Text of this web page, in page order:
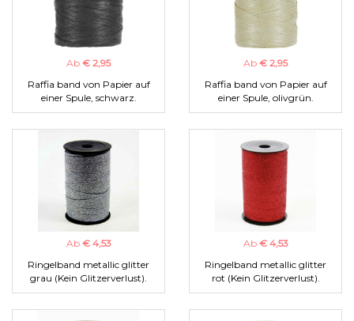
Ab € 2,95
Raffia band von Papier auf
einer Spule, schwarz.
Ab € 2,95
Raffia band von Papier auf
einer Spule, olivgrün.
Ab € 4,53
Ringelband metallic glitter
grau (Kein Glitzerverlust).
Ab € 4,53
Ringelband metallic glitter
rot (Kein Glitzerverlust).